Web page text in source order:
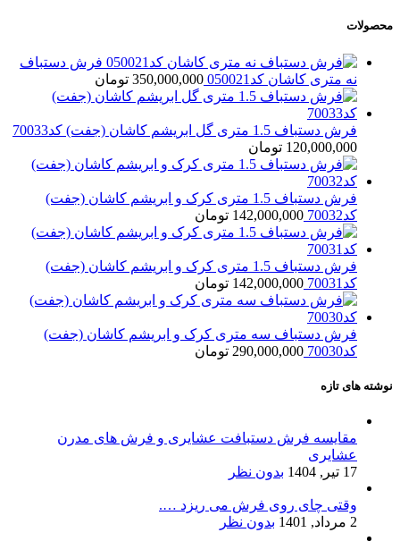
محصولات
فرش دستباف
نه متری کاشان کد050021
350,000,000 تومان
فرش دستباف 1.5 متری گل ابریشم کاشان (جفت) کد70033
120,000,000 تومان
فرش دستباف 1.5 متری کرک و ابریشم کاشان (جفت)
کد70032
142,000,000 تومان
فرش دستباف 1.5 متری کرک و ابریشم کاشان (جفت)
کد70031
142,000,000 تومان
فرش دستباف سه متری کرک و ابریشم کاشان (جفت)
کد70030
290,000,000 تومان
نوشته های تازه
مقایسه فرش دستبافت عشایری و فرش های مدرن
عشایری
17 تیر, 1404
بدون نظر
وقتی چای روی فرش می ریزد ….
2 مرداد, 1401
بدون نظر